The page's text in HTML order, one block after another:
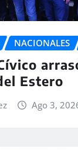
NACIONALES
Estero
Ago 3,